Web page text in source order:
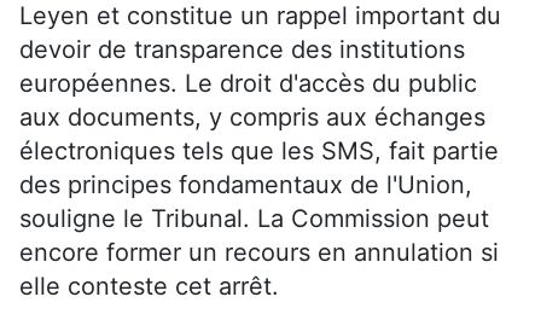
Leyen et constitue un rappel important du
devoir de transparence des institutions
européennes. Le droit d'accès du public
aux documents, y compris aux échanges
électroniques tels que les SMS, fait partie
des principes fondamentaux de l'Union,
souligne le Tribunal. La Commission peut
encore former un recours en annulation si
elle conteste cet arrêt.